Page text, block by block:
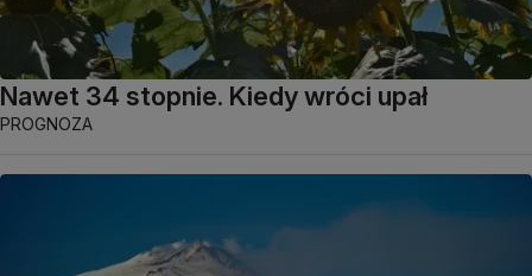
Nawet 34 stopnie. Kiedy wróci upał
PROGNOZA